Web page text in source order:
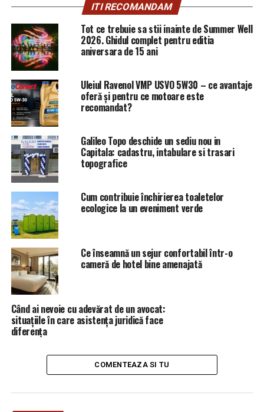
– cea care le dadea pe surse jurnalistilor de casa
informatii din dosare inainte ca tintele parchetului
sa afle acuzatiile ce le erau aduse.Sa speram ca sectia
speciala nu va mai tine mult cauza Onea-Negulescu, ci o
va trimite in judecata in timp util. Nu de alta, dar sa vada
toti magistratii abuzivi ce-i asteapta, dezvaluie cei de la
Lumea Justitiei. (S. Marius).
ArticolulCreierul lui Kovesi in dosarul paraditorilor
ARTICOLE PE ACEIASI TEMA: PRIMA
URMATORUL
Doar in subsolul unei pagini se poate regasi interesul
unei institutii europene in raport cu ingerintele grave in
actul de justitie din Romania!
NU RATATI
“Au ascuns totul ca să meargă şnur prin fals adopţia
internaţională”/Incisiv de Prahova a avut din nou
dreptate
ITI RECOMANDAM
Tot ce trebuie sa stii inainte de Summer Well
2026. Ghidul complet pentru editia
aniversara de 15 ani
Uleiul Ravenol VMP USVO 5W30 – ce avantaje
oferă și pentru ce motoare este
recomandat?
Galileo Topo deschide un sediu nou in
Capitala: cadastru, intabulare si trasari
topografice
Cum contribuie închirierea toaletelor
ecologice la un eveniment verde
Ce înseamnă un sejur confortabil într-o
cameră de hotel bine amenajată
Când ai nevoie cu adevărat de un avocat:
situațiile în care asistența juridică face
diferența
COMENTEAZA SI TU